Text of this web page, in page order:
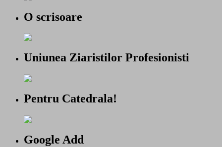
O scrisoare
Uniunea Ziaristilor Profesionisti
Pentru Catedrala!
Google Add